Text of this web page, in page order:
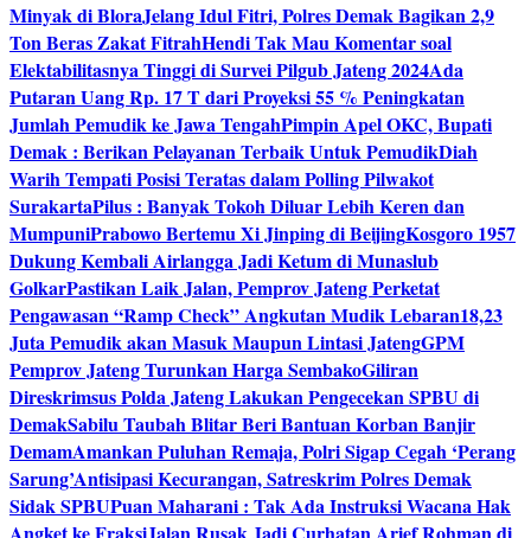
Minyak di BloraJelang Idul Fitri, Polres Demak Bagikan 2,9
Ton Beras Zakat FitrahHendi Tak Mau Komentar soal
Elektabilitasnya Tinggi di Survei Pilgub Jateng 2024Ada
Putaran Uang Rp. 17 T dari Proyeksi 55 % Peningkatan
Jumlah Pemudik ke Jawa TengahPimpin Apel OKC, Bupati
Demak : Berikan Pelayanan Terbaik Untuk PemudikDiah
Warih Tempati Posisi Teratas dalam Polling Pilwakot
SurakartaPilus : Banyak Tokoh Diluar Lebih Keren dan
MumpuniPrabowo Bertemu Xi Jinping di BeijingKosgoro 1957
Dukung Kembali Airlangga Jadi Ketum di Munaslub
GolkarPastikan Laik Jalan, Pemprov Jateng Perketat
Pengawasan “Ramp Check” Angkutan Mudik Lebaran18,23
Juta Pemudik akan Masuk Maupun Lintasi JatengGPM
Pemprov Jateng Turunkan Harga SembakoGiliran
Direskrimsus Polda Jateng Lakukan Pengecekan SPBU di
DemakSabilu Taubah Blitar Beri Bantuan Korban Banjir
DemamAmankan Puluhan Remaja, Polri Sigap Cegah ‘Perang
Sarung’Antisipasi Kecurangan, Satreskrim Polres Demak
Sidak SPBUPuan Maharani : Tak Ada Instruksi Wacana Hak